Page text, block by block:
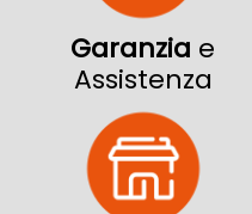
Garanzia e
Assistenza